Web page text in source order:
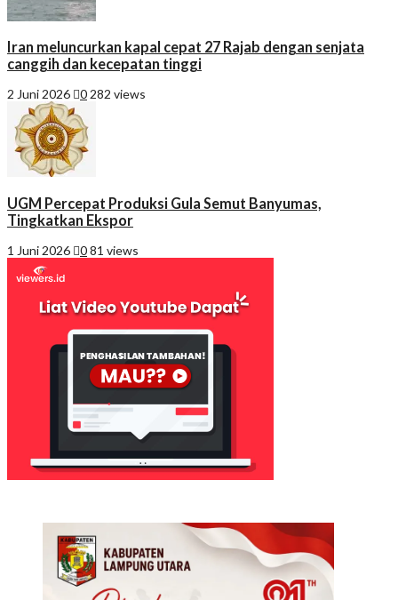
Iran meluncurkan kapal cepat 27 Rajab dengan senjata
canggih dan kecepatan tinggi
2 Juni 2026 0282 views
UGM Percepat Produksi Gula Semut Banyumas,
Tingkatkan Ekspor
1 Juni 2026 081 views